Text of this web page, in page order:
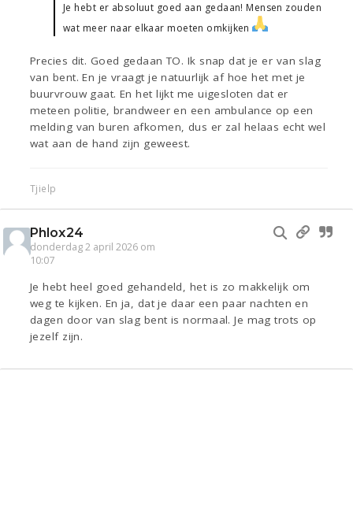
Je hebt er absoluut goed aan gedaan! Mensen zouden
wat meer naar elkaar moeten omkijken
Precies dit. Goed gedaan TO. Ik snap dat je er van slag
van bent. En je vraagt je natuurlijk af hoe het met je
buurvrouw gaat. En het lijkt me uigesloten dat er
meteen politie, brandweer en een ambulance op een
melding van buren afkomen, dus er zal helaas echt wel
wat aan de hand zijn geweest.
Tjielp
Phlox24
donderdag 2 april 2026 om
10:07
Je hebt heel goed gehandeld, het is zo makkelijk om
weg te kijken. En ja, dat je daar een paar nachten en
dagen door van slag bent is normaal. Je mag trots op
jezelf zijn.